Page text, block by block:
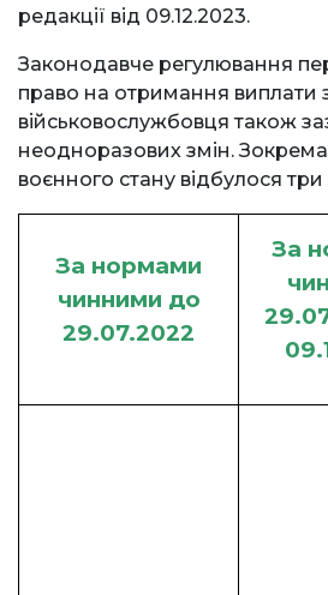
редакції від 09.12.2023.
Законодавче регулювання
право на отримання виплати
військовослужбовця також
неодноразових змін.
воєнного стану відбулося три
За нормами
чинними до
29.07.2022
За